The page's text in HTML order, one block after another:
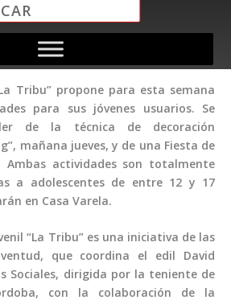
Tribu” propone para esta semana
para sus jóvenes usuarios. Se
de la técnica de decoración
mañana jueves, y de una Fiesta de
Ambas actividades son totalmente
a adolescentes de entre 12 y 17
en Casa Varela.
“La Tribu” es una iniciativa de las
que coordina el edil David
Sociales, dirigida por la teniente de
con la colaboración de la